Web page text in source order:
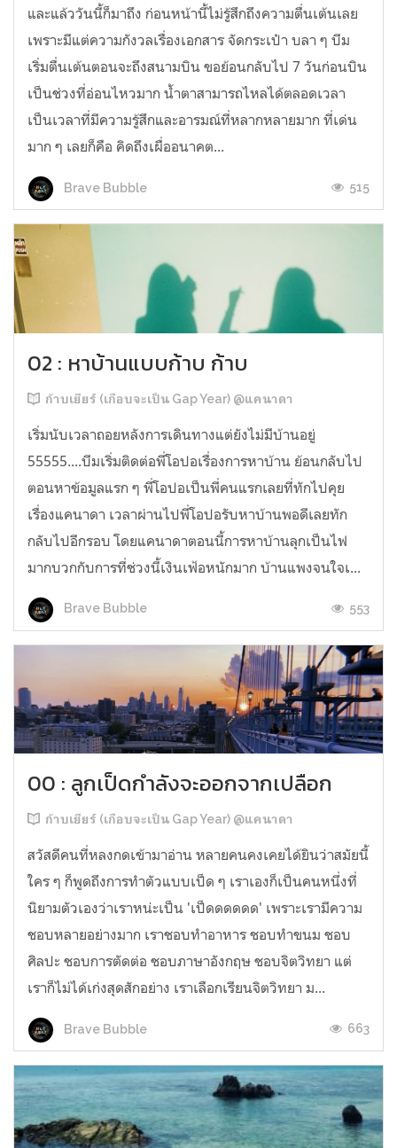
และแล้ววันนี้ก็มาถึง ก่อนหน้านี้ไม่รู้สึกถึงความตื่นเต้นเลย
เพราะมีแต่ความกังวลเรื่องเอกสาร จัดกระเป๋า บลา ๆ บีม
เริ่มตื่นเต้นตอนจะถึงสนามบิน ขอย้อนกลับไป 7 วันก่อนบิน
เป็นช่วงที่อ่อนไหวมาก น้ำตาสามารถไหลได้ตลอดเวลา
เป็นเวลาที่มีความรู้สึกและอารมณ์ที่หลากหลายมาก ที่เด่น
มาก ๆ เลยก็คือ คิดถึงเผื่ออนาคต...
Brave Bubble 515
02 : หาบ้านแบบก้าบ ก้าบ
ก้าบเยียร์ (เกือบจะเป็น Gap Year) @แคนาดา
เริ่มนับเวลาถอยหลังการเดินทางแต่ยังไม่มีบ้านอยู่
55555....บีมเริ่มติดต่อพี่โอปอเรื่องการหาบ้าน ย้อนกลับไป
ตอนหาข้อมูลแรก ๆ พี่โอปอเป็นพี่คนแรกเลยที่ทักไปคุย
เรื่องแคนาดา เวลาผ่านไปพี่โอปอรับหาบ้านพอดีเลยทัก
กลับไปอีกรอบ โดยแคนาดาตอนนี้การหาบ้านลุกเป็นไฟ
มากบวกกับการที่ช่วงนี้เงินเฟ้อหนักมาก บ้านแพงจนใจเ...
Brave Bubble 553
00 : ลูกเป็ดกำลังจะออกจากเปลือก
ก้าบเยียร์ (เกือบจะเป็น Gap Year) @แคนาดา
สวัสดีคนที่หลงกดเข้ามาอ่าน หลายคนคงเคยได้ยินว่าสมัยนี้
ใคร ๆ ก็พูดถึงการทำตัวแบบเป็ด ๆ เราเองก็เป็นคนหนึ่งที่
นิยามตัวเองว่าเราหน่ะเป็น 'เป็ดดดดดด' เพราะเรามีความ
ชอบหลายอย่างมาก เราชอบทำอาหาร ชอบทำขนม ชอบ
ศิลปะ ชอบการตัดต่อ ชอบภาษาอังกฤษ ชอบจิตวิทยา แต่
เราก็ไม่ได้เก่งสุดสักอย่าง เราเลือกเรียนจิตวิทยา ม...
Brave Bubble 663